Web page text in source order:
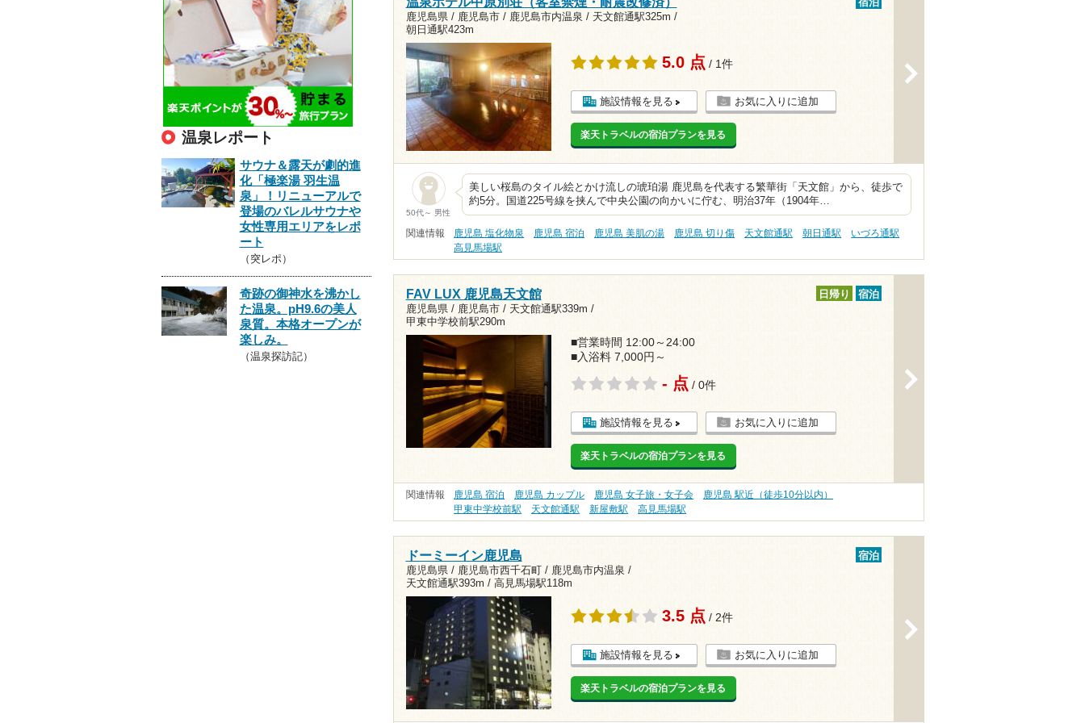
鹿児島県 / 鹿児島市 / 鹿児島市内温泉 / 天文館通駅325m /
朝日通駅423m
宿泊
5.0 点 / 1件
施設情報を見る お気に入りに追加
楽天トラベルの宿泊プランを見る
50代～ 男性
美しい桜島のタイル絵とかけ流しの琥珀湯 鹿児島を代表する繁華街「天文館」から、徒歩で
約5分。国道225号線を挟んで中央公園の向かいに佇む、明治37年（1904年…
関連情報 鹿児島 塩化物泉 鹿児島 宿泊 鹿児島 美肌の湯 鹿児島 切り傷 天文館通駅 朝日通駅
いづろ通駅
高見馬場駅
FAV LUX 鹿児島天文館
鹿児島県 / 鹿児島市 / 天文館通駅339m /
甲東中学校前駅290m
日帰り 宿泊
■営業時間 12:00～24:00
■入浴料 7,000円～
- 点 / 0件
施設情報を見る お気に入りに追加
楽天トラベルの宿泊プランを見る
関連情報 鹿児島 宿泊 鹿児島 カップル 鹿児島 女子旅・女子会
鹿児島 駅近（徒歩10分以内）
甲東中学校前駅
天文館通駅 新屋敷駅 高見馬場駅
ドーミーイン鹿児島
鹿児島県 / 鹿児島市西千石町 / 鹿児島市内温泉 /
天文館通駅393m / 高見馬場駅118m
宿泊
3.5 点 / 2件
施設情報を見る お気に入りに追加
楽天トラベルの宿泊プランを見る
温泉レポート
サウナ＆露天が劇的進
化「極楽湯 羽生温
泉」！リニューアルで
登場のバレルサウナや
女性専用エリアをレポ
ート
（突レポ）
奇跡の御神水を沸かし
た温泉。pH9.6の美人
泉質。本格オープンが
楽しみ。
（温泉探訪記）